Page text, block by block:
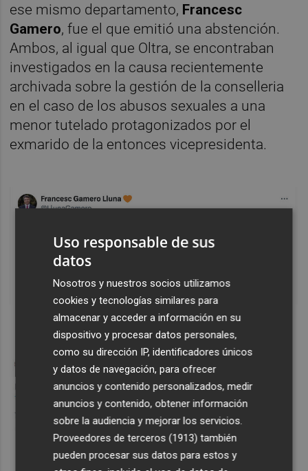
ese mismo departamento, Francesc
Gamero, fue el que emitió una abstención.
Ambos, al igual que Oltra, se encontraban
investigados en la causa recientemente
archivada sobre la gestión de la conselleria
en el caso de los abusos sexuales a una
menor tutelado protagonizados por el
exmarido de la entonces vicepresidenta.
Uso responsable de sus
datos
Nosotros y nuestros socios utilizamos
cookies y tecnologías similares para
almacenar y acceder a información en su
dispositivo y procesar datos personales,
como su dirección IP, identificadores únicos
y datos de navegación, para ofrecer
anuncios y contenido personalizados, medir
anuncios y contenido, obtener información
sobre la audiencia y mejorar los servicios.
Proveedores de terceros (1913) también
pueden procesar sus datos para estos y